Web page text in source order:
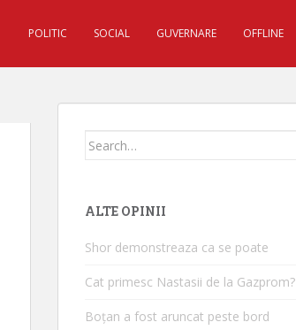
POLITIC SOCIAL GUVERNARE OFFLINE
Search for:
ALTE OPINII
Shor demonstreaza ca se poate
Cat primesc Nastasii de la Gazprom?
Boțan a fost aruncat peste bord